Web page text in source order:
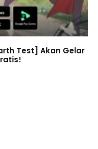
Test] Akan Gelar